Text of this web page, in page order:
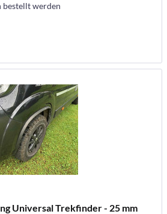
bestellt werden
Universal Trekfinder - 25 mm